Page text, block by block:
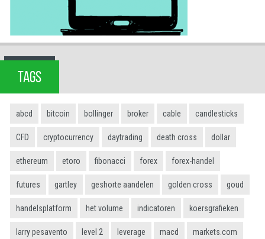
TAGS
abcd bitcoin bollinger broker cable candlesticks
CFD cryptocurrency daytrading death cross dollar
ethereum etoro fibonacci forex forex-handel
futures gartley geshorte aandelen golden cross goud
handelsplatform het volume indicatoren koersgrafieken
larry pesavento level 2 leverage macd markets.com